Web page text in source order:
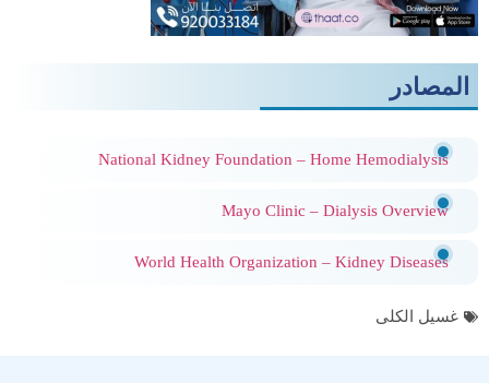
المصادر
National Kidney Foundation – Home Hemodialysis
Mayo Clinic – Dialysis Overview
World Health Organization – Kidney Diseases
غسيل الكلى